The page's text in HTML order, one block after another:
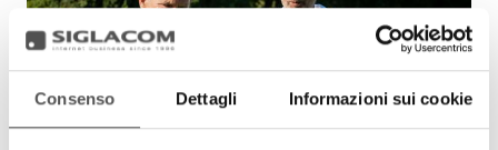
Consenso Dettagli Informazioni sui cookie